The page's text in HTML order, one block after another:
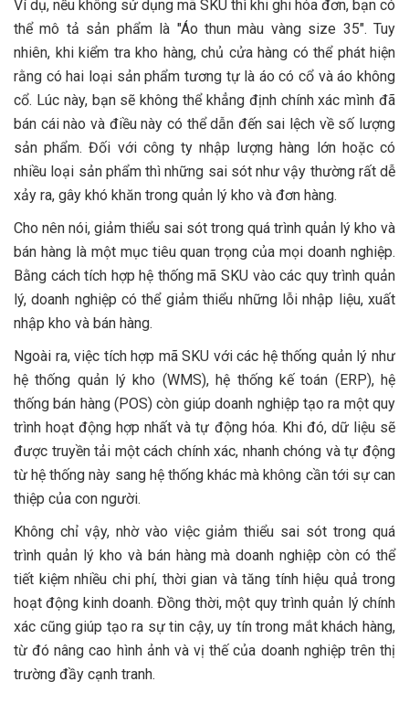
Ví dụ, nếu không sử dụng mã SKU thì khi ghi hóa đơn, bạn có
thể mô tả sản phẩm là "Áo thun màu vàng size 35". Tuy
nhiên, khi kiểm tra kho hàng, chủ cửa hàng có thể phát hiện
rằng có hai loại sản phẩm tương tự là áo có cổ và áo không
cổ. Lúc này, bạn sẽ không thể khẳng định chính xác mình đã
bán cái nào và điều này có thể dẫn đến sai lệch về số lượng
sản phẩm. Đối với công ty nhập lượng hàng lớn hoặc có
nhiều loại sản phẩm thì những sai sót như vậy thường rất dễ
xảy ra, gây khó khăn trong quản lý kho và đơn hàng.
Cho nên nói, giảm thiểu sai sót trong quá trình quản lý kho và
bán hàng là một mục tiêu quan trọng của mọi doanh nghiệp.
Bằng cách tích hợp hệ thống mã SKU vào các quy trình quản
lý, doanh nghiệp có thể giảm thiểu những lỗi nhập liệu, xuất
nhập kho và bán hàng.
Ngoài ra, việc tích hợp mã SKU với các hệ thống quản lý như
hệ thống quản lý kho (WMS), hệ thống kế toán (ERP), hệ
thống bán hàng (POS) còn giúp doanh nghiệp tạo ra một quy
trình hoạt động hợp nhất và tự động hóa. Khi đó, dữ liệu sẽ
được truyền tải một cách chính xác, nhanh chóng và tự động
từ hệ thống này sang hệ thống khác mà không cần tới sự can
thiệp của con người.
Không chỉ vậy, nhờ vào việc giảm thiểu sai sót trong quá
trình quản lý kho và bán hàng mà doanh nghiệp còn có thể
tiết kiệm nhiều chi phí, thời gian và tăng tính hiệu quả trong
hoạt động kinh doanh. Đồng thời, một quy trình quản lý chính
xác cũng giúp tạo ra sự tin cậy, uy tín trong mắt khách hàng,
từ đó nâng cao hình ảnh và vị thế của doanh nghiệp trên thị
trường đầy cạnh tranh.